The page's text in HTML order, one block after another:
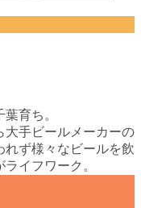
育ち。
大手ビールメーカーの
ず様々なビールを飲
イフワーク。